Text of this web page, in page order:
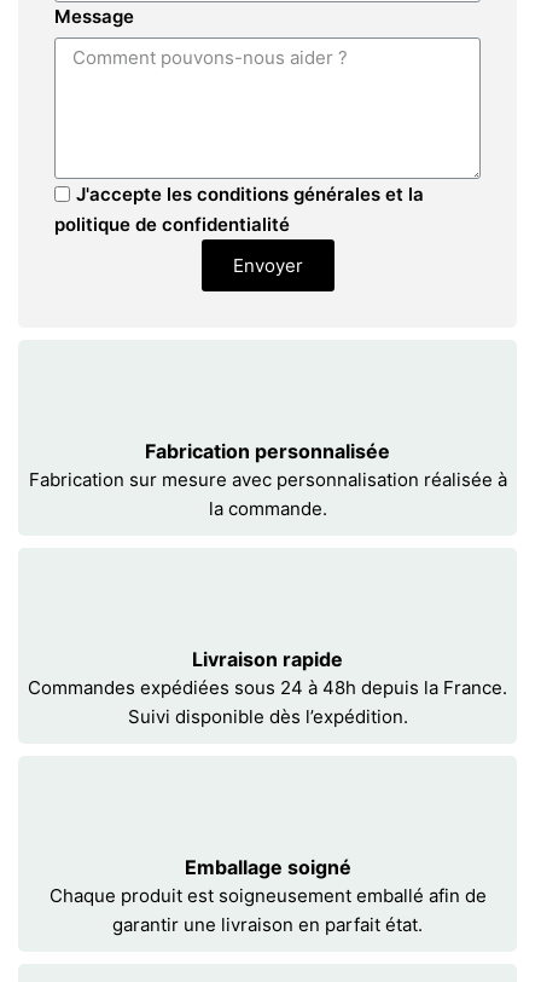
Message
J'accepte les conditions générales et la
politique de confidentialité
Envoyer
Fabrication personnalisée
Fabrication sur mesure avec personnalisation réalisée à
la commande.
Livraison rapide
Commandes expédiées sous 24 à 48h depuis la France.
Suivi disponible dès l’expédition.
Emballage soigné
Chaque produit est soigneusement emballé afin de
garantir une livraison en parfait état.